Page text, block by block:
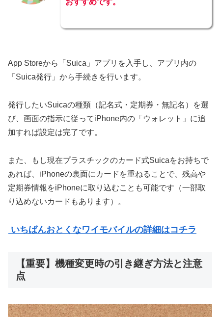
おすすめです。
App Storeから「Suica」アプリを入手し、アプリ内の
「Suica発行」から手続きを行います。
発行したいSuicaの種類（記名式・定期券・無記名）を選
び、画面の指示に従ってiPhone内の「ウォレット」に追
加すれば設定は完了です。
また、もし現在プラスチックのカード式Suicaをお持ちで
あれば、iPhoneの裏面にカードを重ねることで、残高や
定期券情報をiPhoneに取り込むことも可能です（一部取
り込めないカードもあります）。
いちばんおとくなワイモバイルの詳細はコチラ
【重要】機種変更時の引き継ぎ方法と注意
点